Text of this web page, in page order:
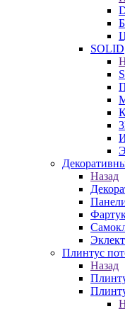
SOLID
Назад
Плинтус
Назад